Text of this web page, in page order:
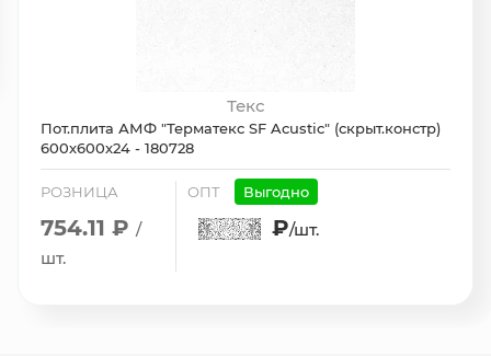
Текс
Пот.плита АМФ "Терматекс SF Acustic" (скрыт.констр)
600х600х24 - 180728
РОЗНИЦА
754.11 ₽ /
шт.
ОПТ Выгодно
₽/шт.